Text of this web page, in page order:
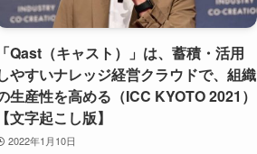
「Qast（キャスト）」は、蓄積・活用
やすいナレッジ経営クラウドで、組織
生産性を高める（ICC KYOTO 2021）
【文字起こし版】
2022年1月10日